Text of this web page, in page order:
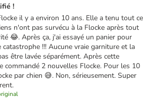
!
il y a environ 10 ans. Elle a tenu tout ce
n'ont pas survécu à la Flocke après tout
😂. Après ça, j'ai essayé un panier pour
catastrophe !!! Aucune vraie garniture et la
être lavée séparément. Après cette
commandé 2 nouvelles Flocke. Pour les 10
par chien 😅. Non, sérieusement. Super